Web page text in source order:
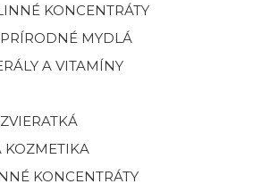
KONCENTRÁTY
MYDLÁ
A VITAMÍNY
KOZMETIKA
KONCENTRÁTY